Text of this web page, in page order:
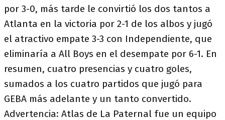
por 3-0, más tarde le convirtió los dos tantos a
Atlanta en la victoria por 2-1 de los albos y jugó
el atractivo empate 3-3 con Independiente, que
eliminaría a All Boys en el desempate por 6-1. En
resumen, cuatro presencias y cuatro goles,
sumados a los cuatro partidos que jugó para
GEBA más adelante y un tanto convertido.
Advertencia: Atlas de La Paternal fue un equipo